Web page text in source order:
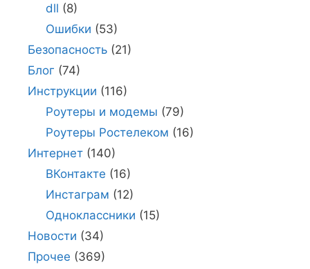
dll (8)
Ошибки (53)
Безопасность (21)
Блог (74)
Инструкции (116)
Роутеры и модемы (79)
Роутеры Ростелеком (16)
Интернет (140)
ВКонтакте (16)
Инстаграм (12)
Одноклассники (15)
Новости (34)
Прочее (369)